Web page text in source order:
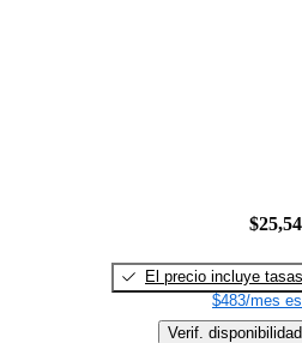
El precio incluye tasas
$483/mes
Verif. disponibilidad